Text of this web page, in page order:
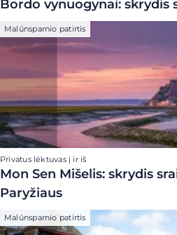
Bordo vynuogynai: skrydis
Malūnsparnio patirtis
Privatus lėktuvas į ir iš
Mon Sen Mišelis: skrydis
Paryžiaus
Malūnsparnio patirtis